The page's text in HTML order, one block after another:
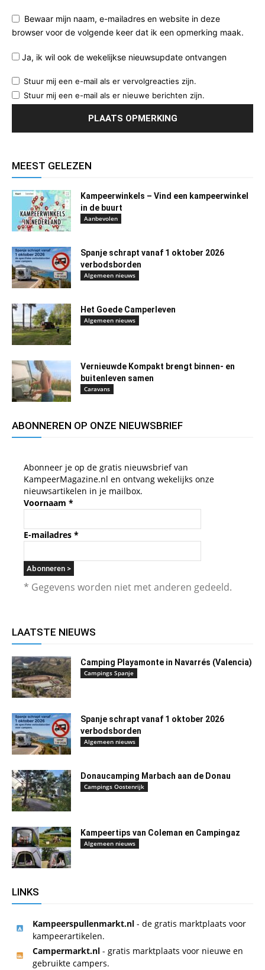
Bewaar mijn naam, e-mailadres en website in deze
browser voor de volgende keer dat ik een opmerking maak.
Ja, ik wil ook de wekelijkse nieuwsupdate ontvangen
Stuur mij een e-mail als er vervolgreacties zijn.
Stuur mij een e-mail als er nieuwe berichten zijn.
MEEST GELEZEN
Kampeerwinkels – Vind een kampeerwinkel
in de buurt
Aanbevolen
Spanje schrapt vanaf 1 oktober 2026
verbodsborden
Algemeen nieuws
Het Goede Camperleven
Algemeen nieuws
Vernieuwde Kompakt brengt binnen- en
buitenleven samen
Caravans
ABONNEREN OP ONZE NIEUWSBRIEF
Abonneer je op de gratis nieuwsbrief van
KampeerMagazine.nl en ontvang wekelijks onze
nieuwsartikelen in je mailbox.
Voornaam *
E-mailadres *
* Gegevens worden niet met anderen gedeeld.
LAATSTE NIEUWS
Camping Playamonte in Navarrés (Valencia)
Campings Spanje
Spanje schrapt vanaf 1 oktober 2026
verbodsborden
Algemeen nieuws
Donaucamping Marbach aan de Donau
Campings Oostenrijk
Kampeertips van Coleman en Campingaz
Algemeen nieuws
LINKS
Kampeerspullenmarkt.nl - de gratis marktplaats voor
kampeerartikelen.
Campermarkt.nl - gratis marktplaats voor nieuwe en
gebruikte campers.